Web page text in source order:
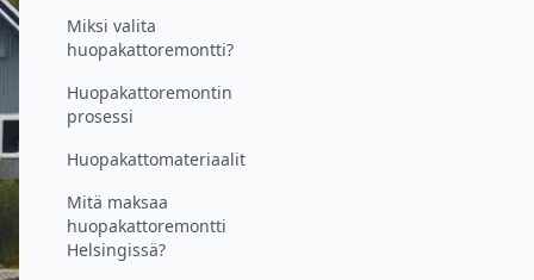
Miksi valita
huopakattoremontti?
Huopakattoremontin
prosessi
Huopakattomateriaalit
Mitä maksaa
huopakattoremontti
Helsingissä?